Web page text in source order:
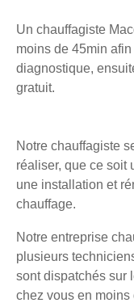
Un chauffagiste
moins de 45min
diagnostique,
gratuit.
Notre chauffagiste
réaliser, que ce soit
une installation et
chauffage.
Notre entreprise
plusieurs
sont dispatchés sur
chez vous en moins